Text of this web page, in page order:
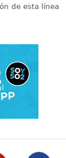
de esta línea